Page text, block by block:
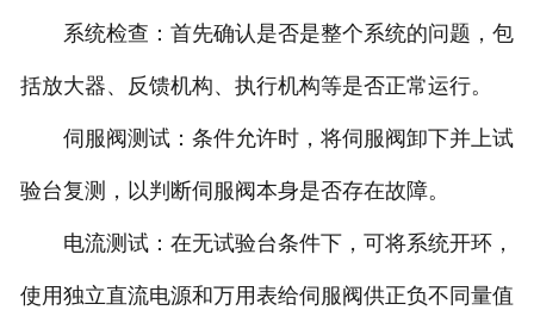
系统检查：首先确认是否是整个系统的问题，包
括放大器、反馈机构、执行机构等是否正常运行。
伺服阀测试：条件允许时，将伺服阀卸下并上试
验台复测，以判断伺服阀本身是否存在故障。
电流测试：在无试验台条件下，可将系统开环，
使用独立直流电源和万用表给伺服阀供正负不同量值